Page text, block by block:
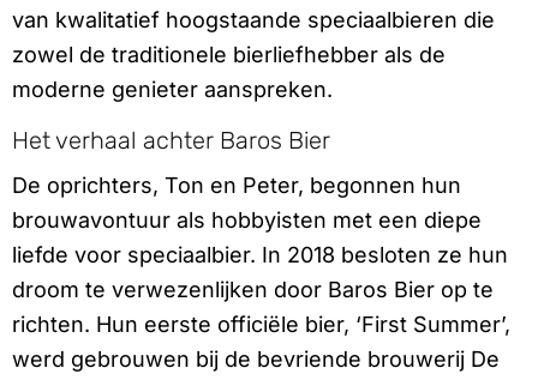
van kwalitatief hoogstaande speciaalbieren die
zowel de traditionele bierliefhebber als de
moderne genieter aanspreken.
Het verhaal achter Baros Bier
De oprichters, Ton en Peter, begonnen hun
brouwavontuur als hobbyisten met een diepe
liefde voor speciaalbier. In 2018 besloten ze hun
droom te verwezenlijken door Baros Bier op te
richten. Hun eerste officiële bier, ‘First Summer’,
werd gebrouwen bij de bevriende brouwerij De